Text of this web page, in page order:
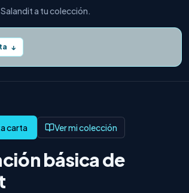
a tu colección.
↓
Ver mi colección
básica de